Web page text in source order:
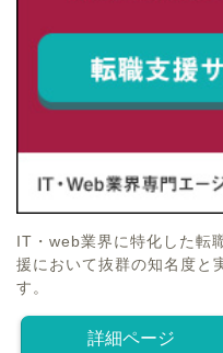
IT・web業界に特化した転
援において抜群の知名度と
す。
詳細ページ